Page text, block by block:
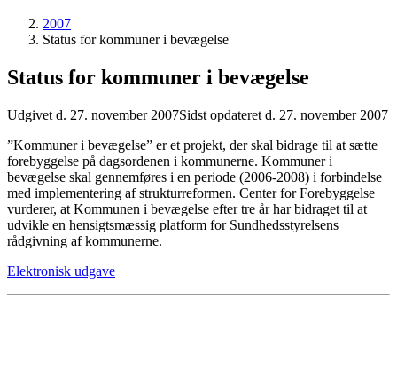
2007
Status for kommuner i bevægelse
Status for kommuner i bevægelse
Udgivet d. 27. november 2007Sidst opdateret d. 27. november 2007
”Kommuner i bevægelse” er et projekt, der skal bidrage til at sætte
forebyggelse på dagsordenen i kommunerne. Kommuner i
bevægelse skal gennemføres i en periode (2006-2008) i forbindelse
med implementering af strukturreformen. Center for Forebyggelse
vurderer, at Kommunen i bevægelse efter tre år har bidraget til at
udvikle en hensigtsmæssig platform for Sundhedsstyrelsens
rådgivning af kommunerne.
Elektronisk udgave